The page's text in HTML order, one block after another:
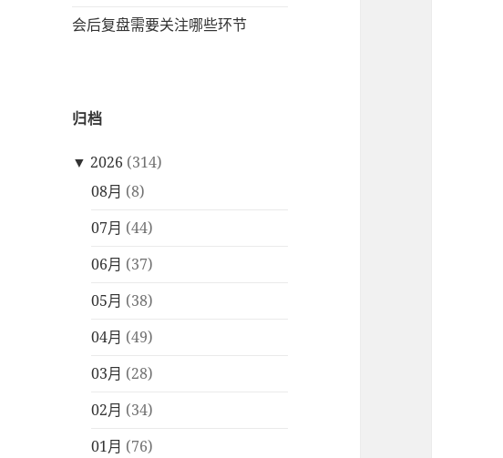
会后复盘需要关注哪些环节
归档
▼ 2026 (314)
08月 (8)
07月 (44)
06月 (37)
05月 (38)
04月 (49)
03月 (28)
02月 (34)
01月 (76)